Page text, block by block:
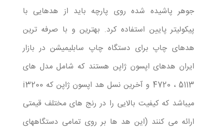
جوهر پاشیده شده روی پارچه باید از هدهایی با
پیکولیتر پایین استفاده کرد. بهترین و با صرفه ترین
هدهای چاپ برای دستگاه چاپ سابلیمیشن در بازار
ایران هدهای اپسون ژاپن هستند که شامل مدل های
5113 ، 4720 و آخرین نسل هد اپسون ژاپن که i3200
میباشد که کیفیت بالایی را در رنج های مختلف قیمتی
ارائه می کنند (این هد ها بر روی تمامی دستگاههای